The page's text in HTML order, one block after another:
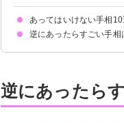
あってはいけない手相10
逆にあったらすごい手相
逆にあったら